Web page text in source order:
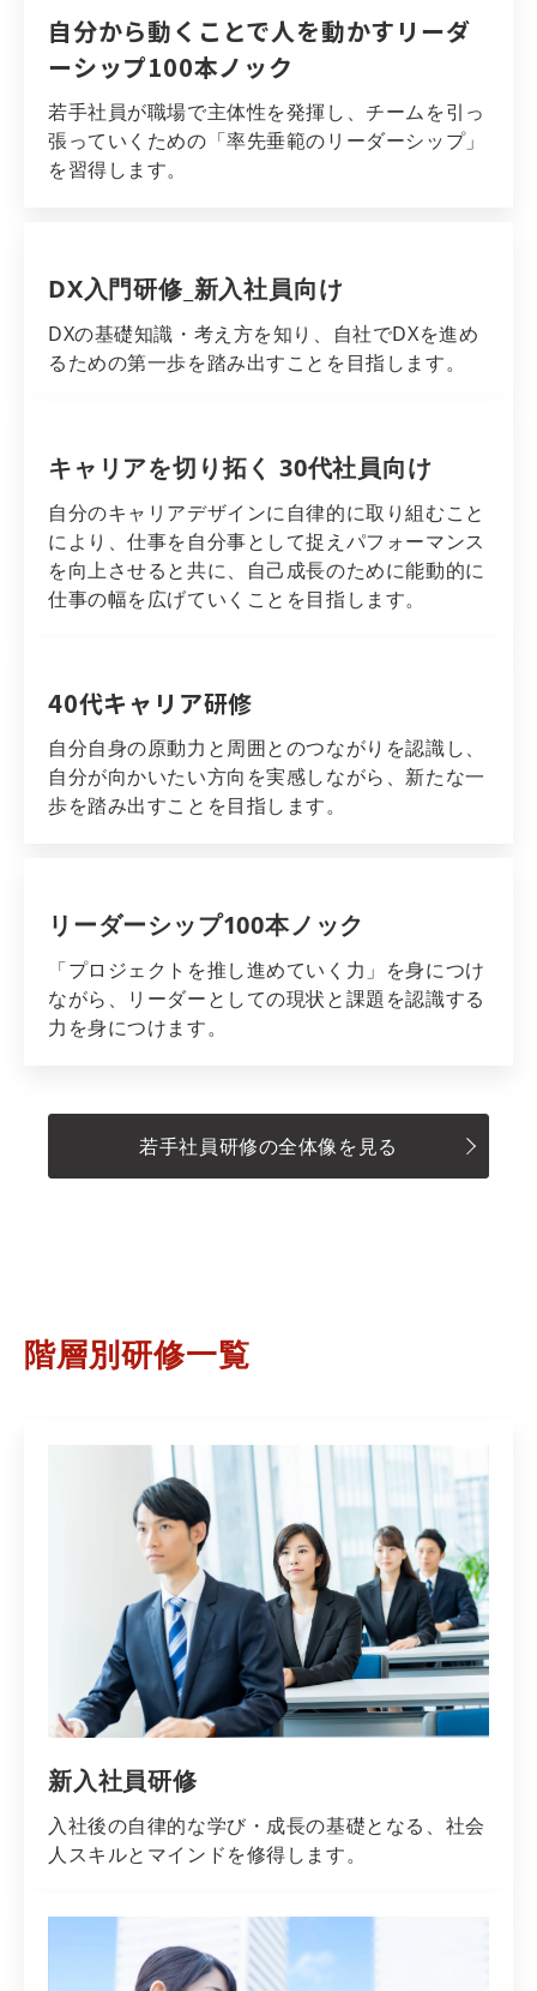
自分から動くことで人を動かすリーダ
ーシップ100本ノック
若手社員が職場で主体性を発揮し、チームを引っ
張っていくための「率先垂範のリーダーシップ」
を習得します。
DX入門研修_新入社員向け
DXの基礎知識・考え方を知り、自社でDXを進め
るための第一歩を踏み出すことを目指します。
キャリアを切り拓く 30代社員向け
自分のキャリアデザインに自律的に取り組むこと
により、仕事を自分事として捉えパフォーマンス
を向上させると共に、自己成長のために能動的に
仕事の幅を広げていくことを目指します。
40代キャリア研修
自分自身の原動力と周囲とのつながりを認識し、
自分が向かいたい方向を実感しながら、新たな一
歩を踏み出すことを目指します。
リーダーシップ100本ノック
「プロジェクトを推し進めていく力」を身につけ
ながら、リーダーとしての現状と課題を認識する
力を身につけます。
若手社員研修の全体像を見る
階層別研修一覧
新入社員研修
入社後の自律的な学び・成長の基礎となる、社会
人スキルとマインドを修得します。